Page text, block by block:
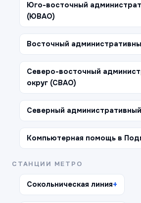
Юго-восточный
(ЮВАО)
Восточный
Северо-восточный
округ (СВАО)
Северный
Компьютерная помощь в
СТАНЦИИ МЕТРО
Сокольническая линия